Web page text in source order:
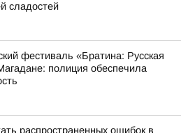
сладостей
фестиваль «Братина: Русская
полиция обеспечила
распространенных ошибок в